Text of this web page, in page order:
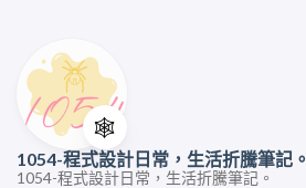
🕸️
1054-程式設計日常，生活折騰筆記。
1054-程式設計日常，生活折騰筆記。